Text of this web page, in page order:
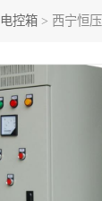
电控箱 > 西宁恒